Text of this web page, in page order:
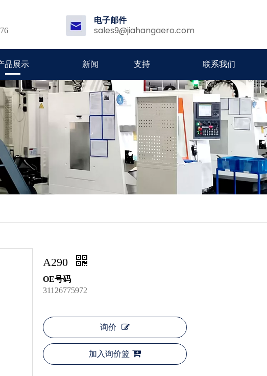
电子邮件
sales9@jiahangaero.com
品展示 新闻 支持 联系我们
A290
OE号码
31126775972
询价
加入询价篮